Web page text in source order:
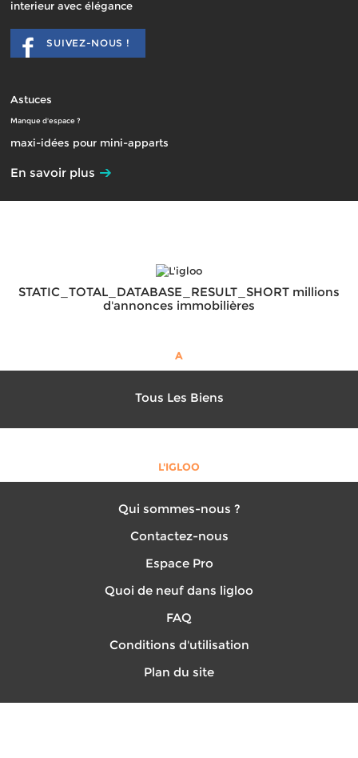
interieur avec élégance
SUIVEZ-NOUS !
Astuces
Manque d'espace ?
maxi-idées pour mini-apparts
En savoir plus
STATIC_TOTAL_DATABASE_RESULT_SHORT millions
d'annonces immobilières
A
Tous Les Biens
L'IGLOO
Qui sommes-nous ?
Contactez-nous
Espace Pro
Quoi de neuf dans ligloo
FAQ
Conditions d'utilisation
Plan du site